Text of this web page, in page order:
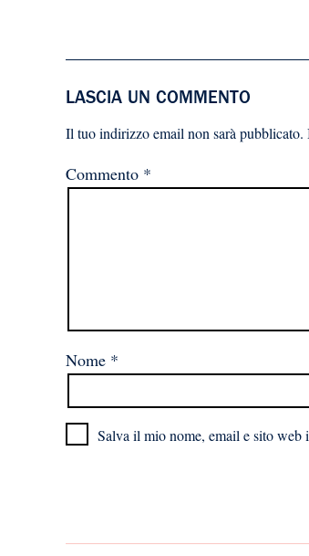
LASCIA UN COMMENTO
Il tuo indirizzo email non sarà pubblicato.
Commento *
Nome *
Salva il mio nome, email e sito web